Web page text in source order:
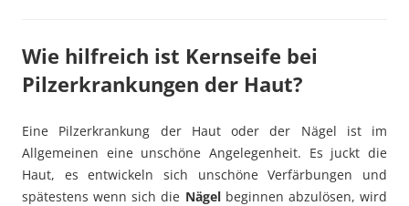
Wie hilfreich ist Kernseife bei
Pilzerkrankungen der Haut?
Eine Pilzerkrankung der Haut oder der Nägel ist im
Allgemeinen eine unschöne Angelegenheit. Es juckt die
Haut, es entwickeln sich unschöne Verfärbungen und
spätestens wenn sich die Nägelbeginnen abzulösen, wird